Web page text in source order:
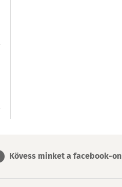
Kövess minket a facebook-on